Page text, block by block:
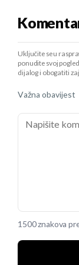
Uključite se u
ponudite svoj
dijalog i obogatiti
Važna obavijest
1500 znakova